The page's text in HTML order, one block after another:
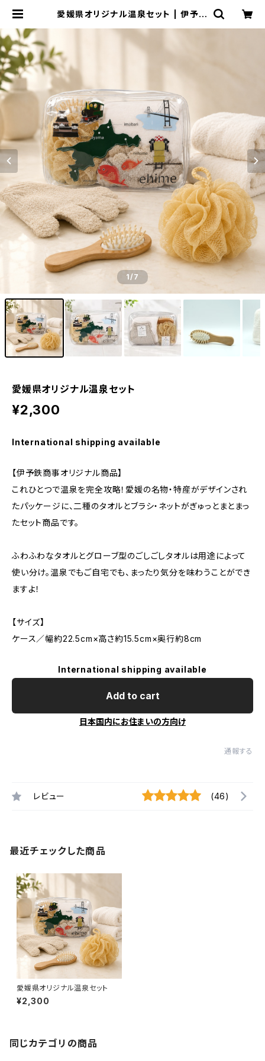
愛媛県オリジナル温泉セット | 伊予鉄
1/7
愛媛県オリジナル温泉セット
¥2,300
International shipping available
【伊予鉄商事オリジナル商品】
これひとつで温泉を完全攻略！愛媛の名物・特産がデザインされ
たパッケージに、二種のタオルとブラシ・ネットがぎゅっとまとまっ
たセット商品です。
ふわふわなタオルとグローブ型のごしごしタオルは用途によって
使い分け。温泉でもご自宅でも、まったり気分を味わうことができ
ますよ！
【サイズ】
ケース／幅約22.5cm×高さ約15.5cm×奥行約8cm
International shipping available
Add to cart
日本国内にお住まいの方向け
通報する
レビュー (46)
最近チェックした商品
愛媛県オリジナル温泉セット
¥2,300
同じカテゴリの商品